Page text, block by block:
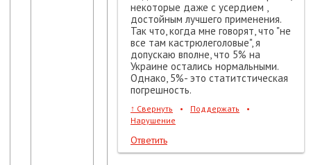
некоторые даже с усердием ,
достойным лучшего применения.
Так что, когда мне говорят, что "не
все там кастрюлеголовые", я
допускаю вполне, что 5% на
Украине остались нормальными.
Однако, 5%- это статитстическая
погрешность.
↑ Свернуть • Поддержать
•
Нарушение
Ответить